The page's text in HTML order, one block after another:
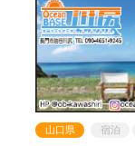
山口県 宿泊